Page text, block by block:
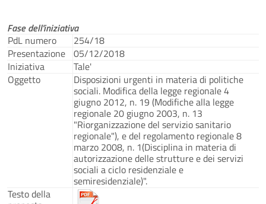
Fase dell'iniziativa
PdL numero
254/18
Presentazione 05/12/2018
Iniziativa
Tale'
Oggetto
Disposizioni urgenti in materia di politiche
sociali. Modifica della legge regionale 4
giugno 2012, n. 19 (Modifiche alla legge
regionale 20 giugno 2003, n. 13
"Riorganizzazione del servizio sanitario
regionale"), e del regolamento regionale 8
marzo 2008, n. 1(Disciplina in materia di
autorizzazione delle strutture e dei servizi
sociali a ciclo residenziale e
semiresidenziale)".
Testo della